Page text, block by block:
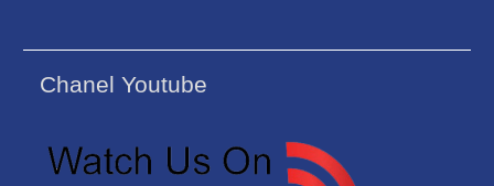
Chanel Youtube